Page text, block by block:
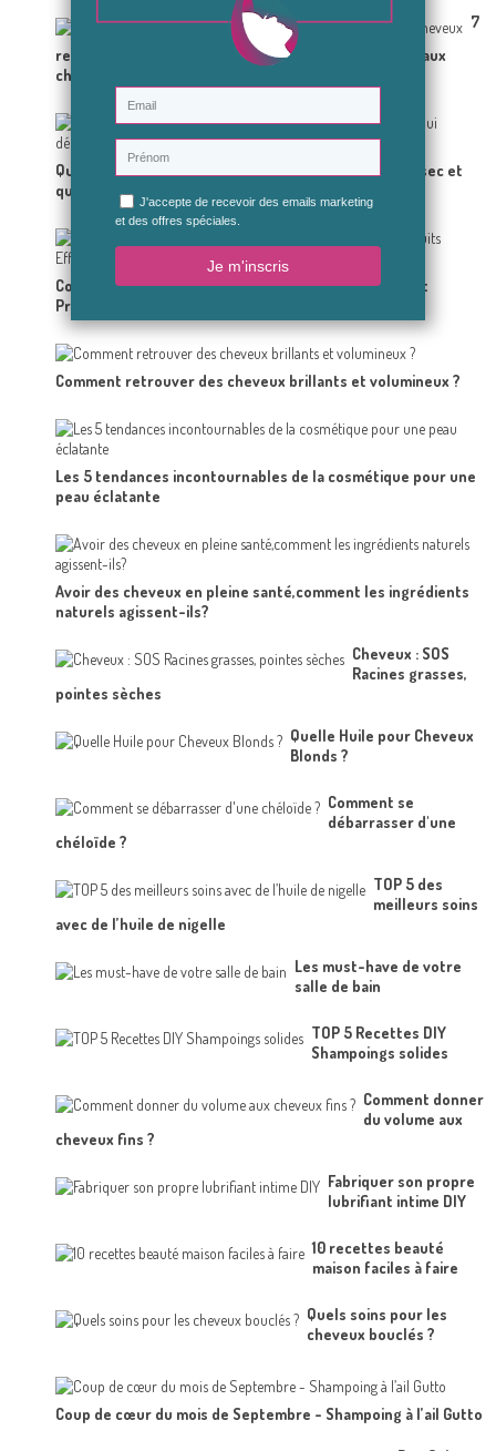
7
recettes de grand-mère pour donner de la brillance aux
cheveux
Quels remèdes de grand-mêre pour un cuir chevelu sec et
qui démangent?
Comment Protéger ses Cheveux du Soleil : Astuces et
Produits Efficaces
Comment retrouver des cheveux brillants et volumineux ?
Les 5 tendances incontournables de la cosmétique pour une
peau éclatante
Avoir des cheveux en pleine santé,comment les ingrédients
naturels agissent-ils?
Cheveux : SOS
Racines grasses,
pointes sèches
Quelle Huile pour Cheveux
Blonds ?
Comment se
débarrasser d'une
chéloïde ?
TOP 5 des
meilleurs soins
avec de l’huile de nigelle
Les must-have de votre
salle de bain
TOP 5 Recettes DIY
Shampoings solides
Comment donner
du volume aux
cheveux fins ?
Fabriquer son propre
lubrifiant intime DIY
10 recettes beauté
maison faciles à faire
Quels soins pour les
cheveux bouclés ?
Coup de cœur du mois de Septembre - Shampoing à l’ail Gutto